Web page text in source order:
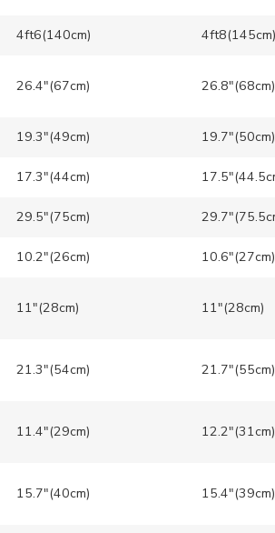
4ft6(140cm) 4ft8(145cm)
26.4″(67cm) 26.8″(68cm)
19.3″(49cm) 19.7″(50cm)
17.3″(44cm)
29.5″(75cm)
10.2″(26cm) 10.6″(27cm)
11″(28cm) 11″(28cm)
21.3″(54cm) 21.7″(55cm)
11.4″(29cm) 12.2″(31cm)
15.7″(40cm) 15.4″(39cm)